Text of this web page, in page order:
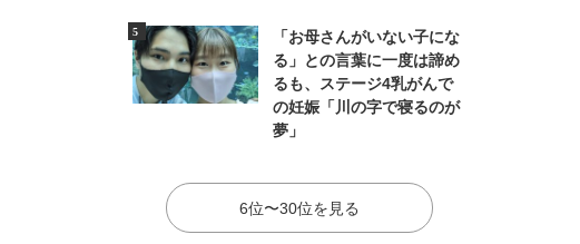
「お母さんがいない子にな
る」との言葉に一度は諦め
るも、ステージ4乳がんで
の妊娠「川の字で寝るのが
夢」
6位〜30位を見る